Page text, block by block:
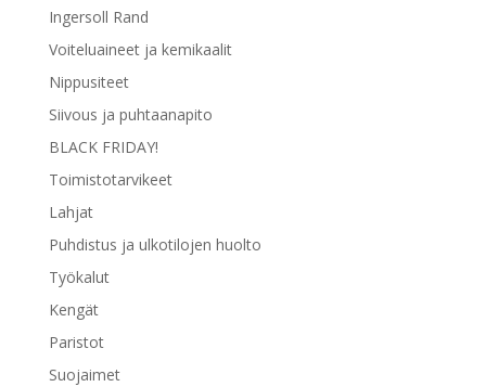
Ingersoll Rand
Voiteluaineet ja kemikaalit
Nippusiteet
Siivous ja puhtaanapito
BLACK FRIDAY!
Toimistotarvikeet
Lahjat
Puhdistus ja ulkotilojen huolto
Työkalut
Kengät
Paristot
Suojaimet